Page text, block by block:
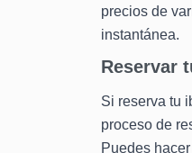
precios de
instantánea.
Reservar
Si reserva tu
proceso de
Puedes